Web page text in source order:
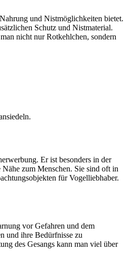
und Nistmöglichkeiten bietet.
Schutz und Nistmaterial.
nicht nur Rotkehlchen, sondern
Er ist besonders in der
zum Menschen. Sie sind oft in
für Vogelliebhaber.
vor Gefahren und dem
und ihre Bedürfnisse zu
des Gesangs kann man viel über